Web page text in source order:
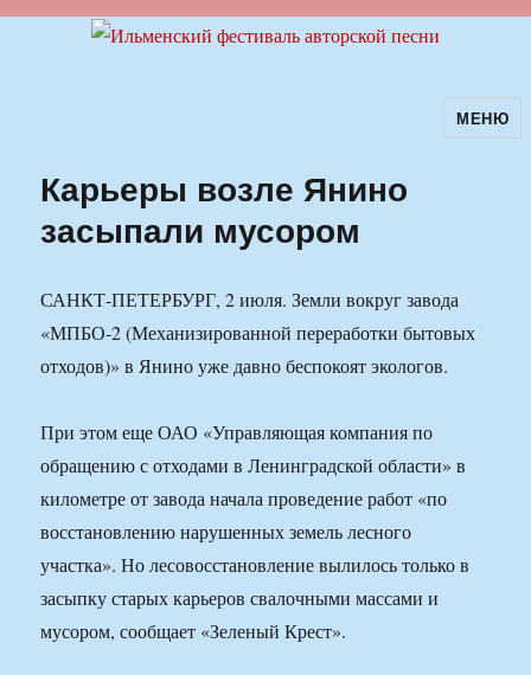
Ильменский фестиваль авторскойМЕНЮ
Карьеры возле Янино
засыпали мусором
САНКТ-ПЕТЕРБУРГ, 2 июля. Земли вокруг завода
«МПБО-2 (Механизированной переработки бытовых
отходов)» в Янино уже давно беспокоят экологов.
При этом еще ОАО «Управляющая компания по
обращению с отходами в Ленинградской области» в
километре от завода начала проведение работ «по
восстановлению нарушенных земель лесного
участка». Но лесовосстановление вылилось только в
засыпку старых карьеров свалочными массами и
мусором, сообщает «Зеленый Крест».